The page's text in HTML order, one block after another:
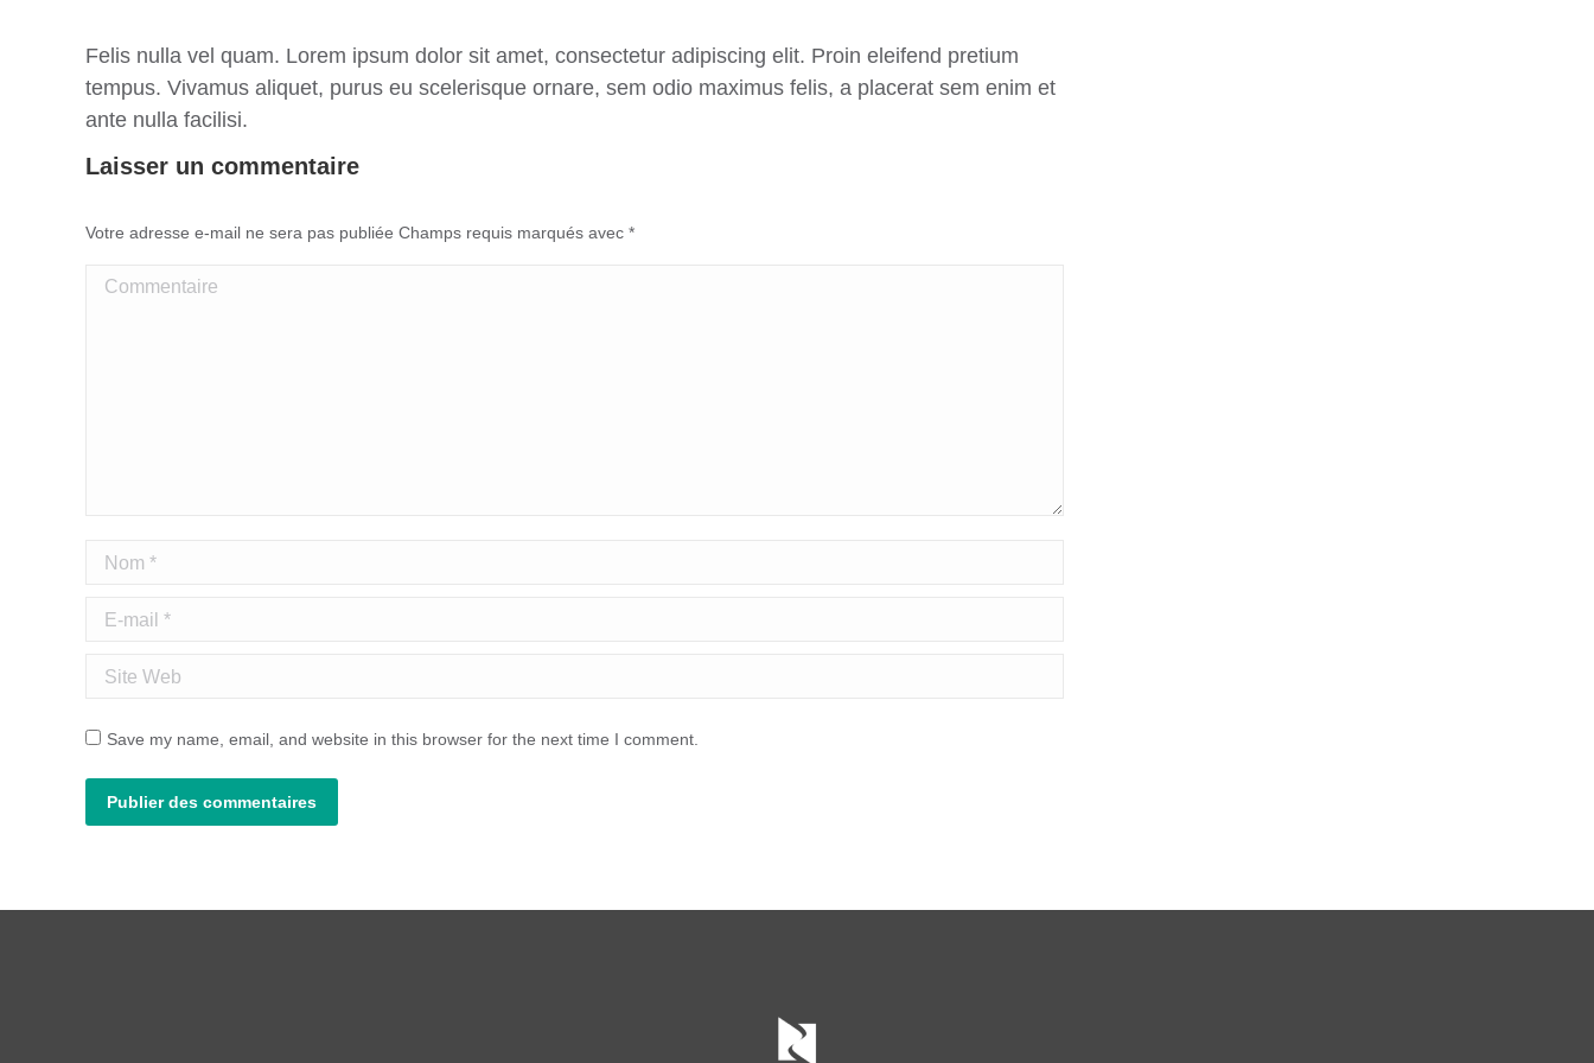
Felis nulla vel quam. Lorem ipsum dolor sit amet, consectetur adipiscing elit. Proin eleifend pretium
tempus. Vivamus aliquet, purus eu scelerisque ornare, sem odio maximus felis, a placerat sem enim et
ante nulla facilisi.
Laisser un commentaire
Votre adresse e-mail ne sera pas publiée Champs requis marqués avec *
Commentaire
Nom *
E-mail *
Site Web
Save my name, email, and website in this browser for the next time I comment.
Publier des commentaires